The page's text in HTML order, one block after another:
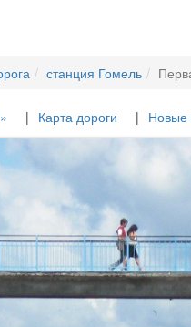
станция Гомель
Карта дороги Новые